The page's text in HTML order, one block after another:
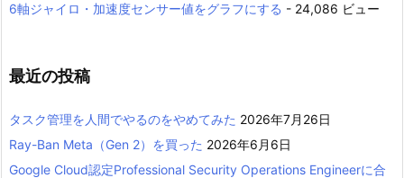
6軸ジャイロ・加速度センサー値をグラフにする - 24,086 ビュー
最近の投稿
タスク管理を人間でやるのをやめてみた 2026年7月26日
Ray-Ban Meta（Gen 2）を買った 2026年6月6日
Google Cloud認定Professional Security Operations Engineerに合